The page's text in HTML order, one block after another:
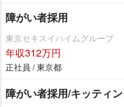
障がい者採用
東京セキスイハイムグループ
年収312万円
正社員 / 東京都
障がい者採用/キッティ